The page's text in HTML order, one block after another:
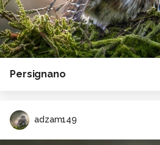
Persignano
adzam149